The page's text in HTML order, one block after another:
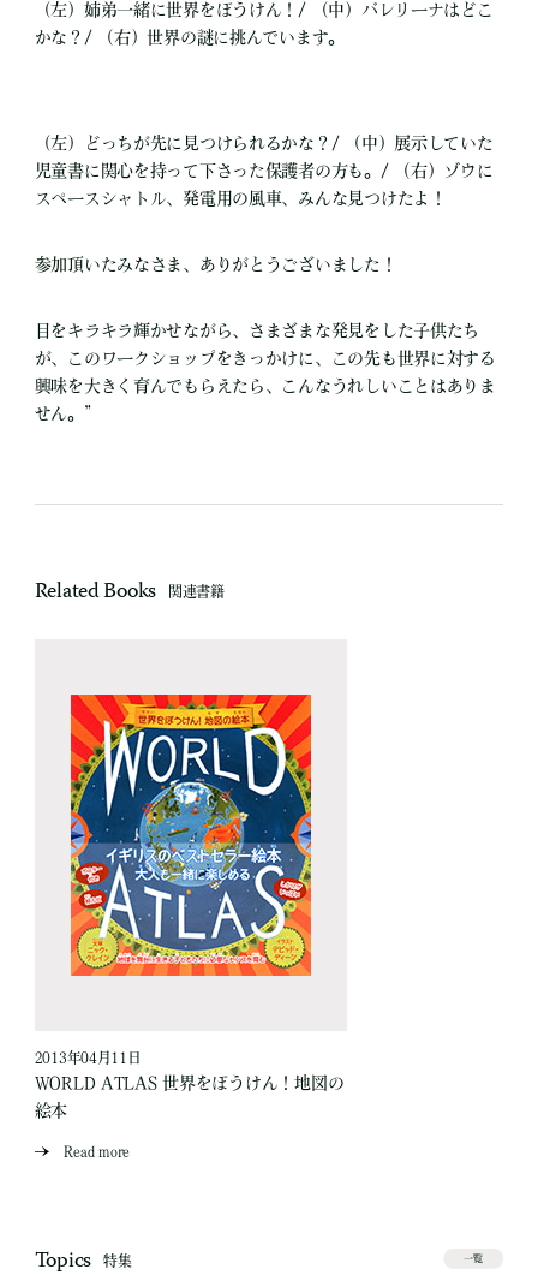
（左）姉弟一緒に世界をぼうけん！/ （中）バレリーナはどこ
かな？/ （右）世界の謎に挑んでいます。
（左）どっちが先に見つけられるかな？/ （中）展示していた
児童書に関心を持って下さった保護者の方も。/ （右）ゾウに
スペースシャトル、発電用の風車、みんな見つけたよ！
参加頂いたみなさま、ありがとうございました！
目をキラキラ輝かせながら、さまざまな発見をした子供たち
が、このワークショップをきっかけに、この先も世界に対する
興味を大きく育んでもらえたら、こんなうれしいことはありま
せん。”
Related Books 関連書籍
2013年04月11日
WORLD ATLAS 世界をぼうけん！地図の
絵本
Read more
Topics 特集 一覧